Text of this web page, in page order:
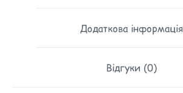
Додаткова інформація
Відгуки (0)